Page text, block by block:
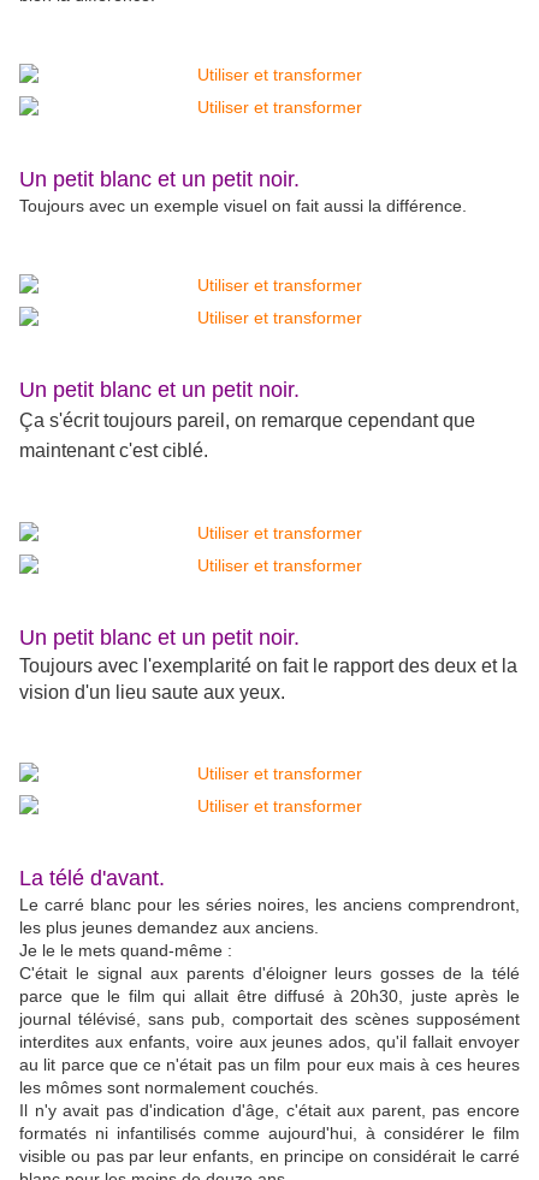
Un petit blanc et un petit noir.
Toujours avec un exemple visuel on fait aussi la différence.
Un petit blanc et un petit noir.
Ça s'écrit toujours pareil, on remarque cependant que
maintenant c'est ciblé.
Un petit blanc et un petit noir.
Toujours avec l'exemplarité on fait le rapport des deux et la
vision d'un lieu saute aux yeux.
La télé d'avant.
Le carré blanc pour les séries noires, les anciens comprendront,
les plus jeunes demandez aux anciens.
Je le le mets quand-même :
C'était le signal aux parents d'éloigner leurs gosses de la télé
parce que le film qui allait être diffusé à 20h30, juste après le
journal télévisé, sans pub, comportait des scènes supposément
interdites aux enfants, voire aux jeunes ados, qu'il fallait envoyer
au lit parce que ce n'était pas un film pour eux mais à ces heures
les mômes sont normalement couchés.
Il n'y avait pas d'indication d'âge, c'était aux parent, pas encore
formatés ni infantilisés comme aujourd'hui, à considérer le film
visible ou pas par leur enfants, en principe on considérait le carré